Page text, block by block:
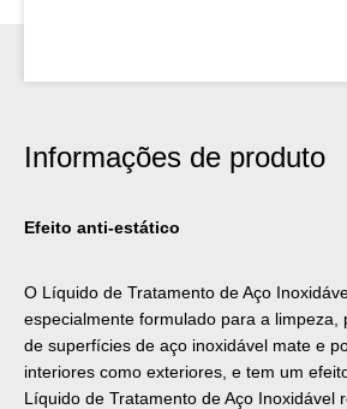
Informações de produto
Efeito anti-estático
O Líquido de Tratamento de Aço
especialmente formulado para a limpeza,
de superfícies de aço inoxidável mate e
interiores como exteriores, e tem um
Líquido de Tratamento de Aço Inoxidável